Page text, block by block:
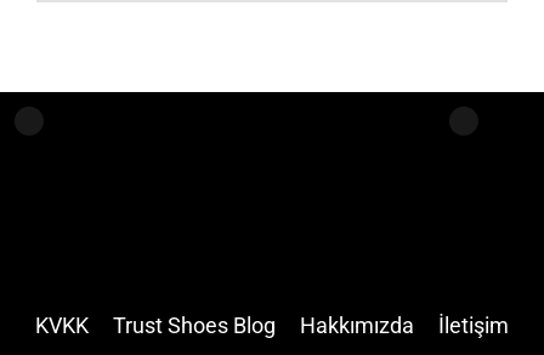
KVKK Trust Shoes Blog Hakkımızda İletişim